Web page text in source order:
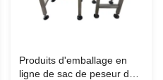
Produits d'emballage en
ligne de sac de peseur de